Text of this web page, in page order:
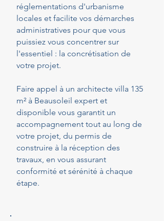
réglementations d'urbanisme
locales et facilite vos démarches
administratives pour que vous
puissiez vous concentrer sur
l'essentiel : la concrétisation de
votre projet.
Faire appel à un architecte villa 135
m² à Beausoleil expert et
disponible vous garantit un
accompagnement tout au long de
votre projet, du permis de
construire à la réception des
travaux, en vous assurant
conformité et sérénité à chaque
étape.